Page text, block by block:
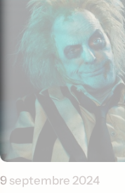
9 septembre 2024